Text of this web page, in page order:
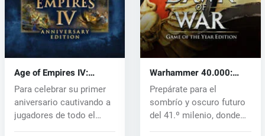
Age of Empires IV:
Anniversary Edition (PC)
key
Para celebrar su primer
aniversario cautivando a
jugadores de todo el
Warhammer 40.000:
Dawn of War (PC) CD key
Prepárate para el
sombrío y oscuro futuro
del 41.º milenio, donde